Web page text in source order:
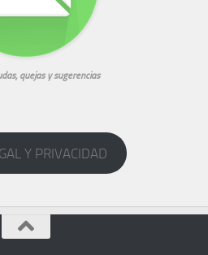
quejas y sugerencias
Y PRIVACIDAD